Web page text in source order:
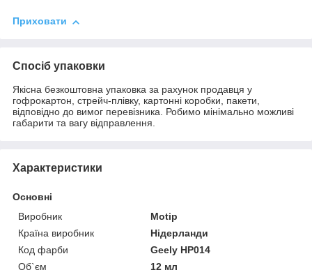
Приховати
Спосіб упаковки
Якісна безкоштовна упаковка за рахунок продавця у
гофрокартон, стрейч-плівку, картонні коробки, пакети,
відповідно до вимог перевізника. Робимо мінімально можливі
габарити та вагу відправлення.
Характеристики
Основні
Виробник
Motip
Країна виробник
Нідерланди
Код фарби
Geely HP014
Об`єм
12 мл